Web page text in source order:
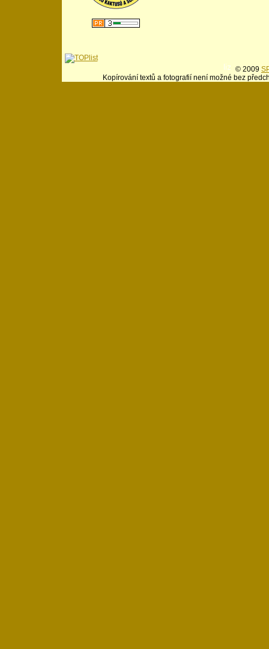
© 2009
Kopírování textů a fotografií není možné bez